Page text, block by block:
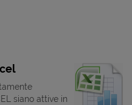
siano attive in